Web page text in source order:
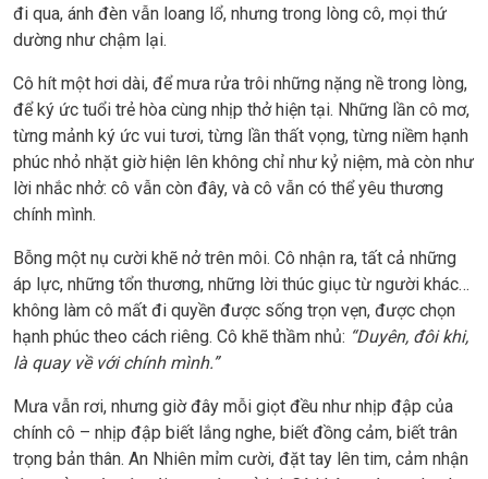
đi qua, ánh đèn vẫn loang lổ, nhưng trong lòng cô, mọi thứ
dường như chậm lại.
Cô hít một hơi dài, để mưa rửa trôi những nặng nề trong lòng,
để ký ức tuổi trẻ hòa cùng nhịp thở hiện tại. Những lần cô mơ,
từng mảnh ký ức vui tươi, từng lần thất vọng, từng niềm hạnh
phúc nhỏ nhặt giờ hiện lên không chỉ như kỷ niệm, mà còn như
lời nhắc nhở: cô vẫn còn đây, và cô vẫn có thể yêu thương
chính mình.
Bỗng một nụ cười khẽ nở trên môi. Cô nhận ra, tất cả những
áp lực, những tổn thương, những lời thúc giục từ người khác…
không làm cô mất đi quyền được sống trọn vẹn, được chọn
hạnh phúc theo cách riêng. Cô khẽ thầm nhủ: “Duyên, đôi khi,
là quay về với chính mình.”
Mưa vẫn rơi, nhưng giờ đây mỗi giọt đều như nhịp đập của
chính cô – nhịp đập biết lắng nghe, biết đồng cảm, biết trân
trọng bản thân. An Nhiên mỉm cười, đặt tay lên tim, cảm nhận